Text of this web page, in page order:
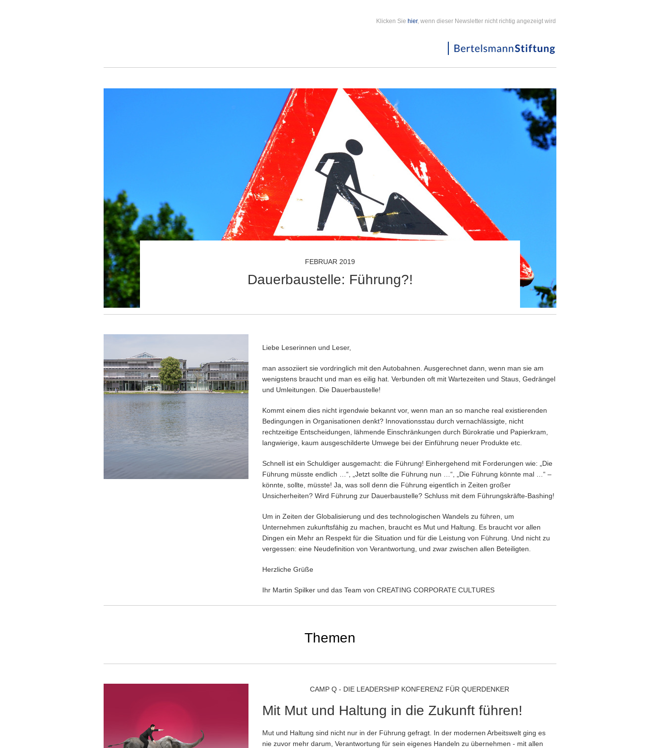
Klicken Sie hier, wenn dieser Newsletter nicht richtig angezeigt wird
FEBRUAR 2019
Dauerbaustelle: Führung?!
Liebe Leserinnen und Leser,
man assoziiert sie vordringlich mit den Autobahnen. Ausgerechnet dann, wenn man sie am
wenigstens braucht und man es eilig hat. Verbunden oft mit Wartezeiten und Staus, Gedrängel
und Umleitungen. Die Dauerbaustelle!
Kommt einem dies nicht irgendwie bekannt vor, wenn man an so manche real existierenden
Bedingungen in Organisationen denkt? Innovationsstau durch vernachlässigte, nicht
rechtzeitige Entscheidungen, lähmende Einschränkungen durch Bürokratie und Papierkram,
langwierige, kaum ausgeschilderte Umwege bei der Einführung neuer Produkte etc.
Schnell ist ein Schuldiger ausgemacht: die Führung! Einhergehend mit Forderungen wie: „Die
Führung müsste endlich …“, „Jetzt sollte die Führung nun …“, „Die Führung könnte mal …“ –
könnte, sollte, müsste! Ja, was soll denn die Führung eigentlich in Zeiten großer
Unsicherheiten? Wird Führung zur Dauerbaustelle? Schluss mit dem Führungskräfte-Bashing!
Um in Zeiten der Globalisierung und des technologischen Wandels zu führen, um
Unternehmen zukunftsfähig zu machen, braucht es Mut und Haltung. Es braucht vor allen
Dingen ein Mehr an Respekt für die Situation und für die Leistung von Führung. Und nicht zu
vergessen: eine Neudefinition von Verantwortung, und zwar zwischen allen Beteiligten.
Herzliche Grüße
Ihr Martin Spilker und das Team von CREATING CORPORATE CULTURES
Themen
CAMP Q - DIE LEADERSHIP KONFERENZ FÜR QUERDENKER
Mit Mut und Haltung in die Zukunft führen!
Mut und Haltung sind nicht nur in der Führung gefragt. In der modernen Arbeitswelt ging es
nie zuvor mehr darum, Verantwortung für sein eigenes Handeln zu übernehmen - mit allen